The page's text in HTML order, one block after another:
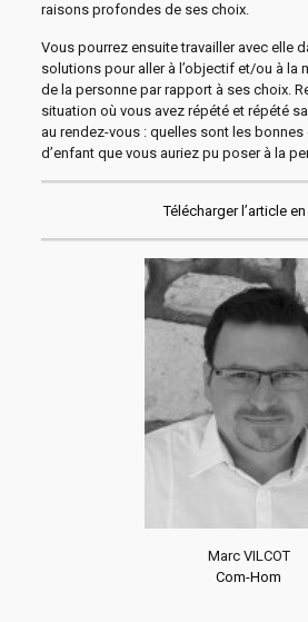
raisons profondes de ses choix.
Vous pourrez ensuite travailler avec elle
solutions pour aller à l’objectif et/ou à la
de la personne par rapport à ses choix.
situation où vous avez répété et répété
au rendez-vous : quelles sont les
d’enfant que vous auriez pu poser à la
Télécharger l’article en
Marc VILCOT
Com-Hom